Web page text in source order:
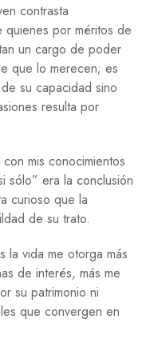
contrasta
por méritos de
un cargo de poder
que lo merecen; es
su capacidad sino
resulta por
mis conocimientos
sólo” era la conclusión
curioso que la
de su trato.
la vida me otorga más
de interés, más me
su patrimonio ni
que convergen en